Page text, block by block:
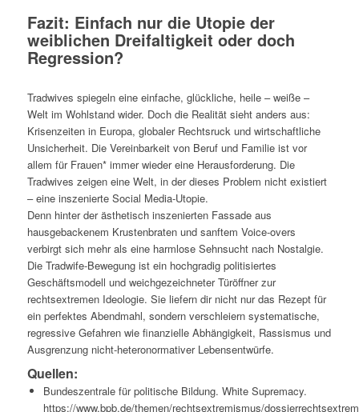
Fazit: Einfach nur die Utopie der
weiblichen Dreifaltigkeit oder doch
Regression?
Tradwives spiegeln eine einfache, glückliche, heile – weiße –
Welt im Wohlstand wider. Doch die Realität sieht anders aus:
Krisenzeiten in Europa, globaler Rechtsruck und wirtschaftliche
Unsicherheit. Die Vereinbarkeit von Beruf und Familie ist vor
allem für Frauen* immer wieder eine Herausforderung. Die
Tradwives zeigen eine Welt, in der dieses Problem nicht existiert
– eine inszenierte Social Media-Utopie.
Denn hinter der ästhetisch inszenierten Fassade aus
hausgebackenem Krustenbraten und sanftem Voice-overs
verbirgt sich mehr als eine harmlose Sehnsucht nach Nostalgie.
Die Tradwife-Bewegung ist ein hochgradig politisiertes
Geschäftsmodell und weichgezeichneter Türöffner zur
rechtsextremen Ideologie. Sie liefern dir nicht nur das Rezept für
ein perfektes Abendmahl, sondern verschleiern systematische,
regressive Gefahren wie finanzielle Abhängigkeit, Rassismus und
Ausgrenzung nicht-heteronormativer Lebensentwürfe.
Quellen:
Bundeszentrale für politische Bildung. White Supremacy.
https://www.bpb.de/themen/rechtsextremismus/